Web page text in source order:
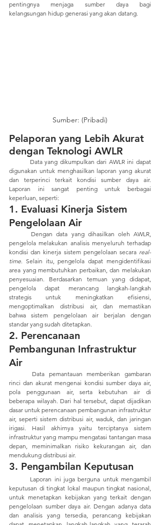
pentingnya menjaga sumber daya bagi
kelangsungan hidup generasi yang akan datang.
Sumber: (Pribadi)
Pelaporan yang Lebih Akurat
dengan Teknologi AWLR
digunakan untuk menghasilkan laporan yang akurat
dan terperinci terkait kondisi sumber daya air.
Laporan ini sangat penting untuk berbagai
keperluan, seperti:
1. Evaluasi Kinerja Sistem
Pengelolaan Air
pengelola melakukan analisis menyeluruh terhadap
kondisi dan kinerja sistem pengelolaan secara real-
time. Selain itu, pengelola dapat mengidentifikasi
area yang membutuhkan perbaikan, dan melakukan
penyesuaian. Berdasarkan temuan yang didapat,
pengelola dapat merancang langkah-langkah
strategis untuk meningkatkan efisiensi,
mengoptimalkan distribusi air, dan memastikan
bahwa sistem pengelolaan air berjalan dengan
standar yang sudah ditetapkan.
2. Perencanaan
Pembangunan Infrastruktur
Air
rinci dan akurat mengenai kondisi sumber daya air,
pola penggunaan air, serta kebutuhan air di
beberapa wilayah. Dari hal tersebut, dapat dijadikan
dasar untuk perencanaan pembangunan infrastruktur
air, seperti sistem distribusi air, waduk, dan jaringan
irigasi. Hasil akhirnya yaitu terciptanya sistem
infrastruktur yang mampu mengatasi tantangan masa
depan, meminimalkan risiko kekurangan air, dan
mendukung distribusi air.
3. Pengambilan Keputusan
keputusan di tingkat lokal maupun tingkat nasional,
untuk menetapkan kebijakan yang terkait dengan
pengelolaan sumber daya air. Dengan adanya data
dan analisis yang tersedia, perancang kebijakan